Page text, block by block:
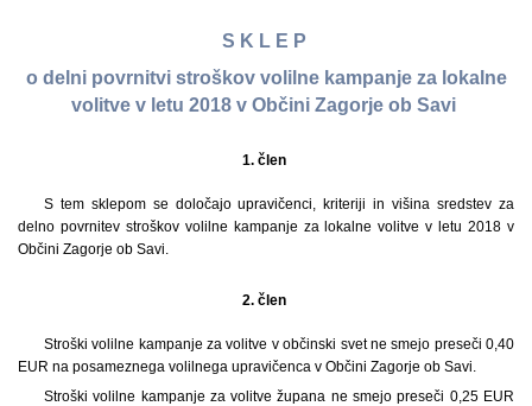
S K L E P
o delni povrnitvi stroškov volilne kampanje za lokalne
volitve v letu 2018 v Občini Zagorje ob Savi
1. člen
S tem sklepom se določajo upravičenci, kriteriji in višina sredstev za
delno povrnitev stroškov volilne kampanje za lokalne volitve v letu 2018 v
Občini Zagorje ob Savi.
2. člen
Stroški volilne kampanje za volitve v občinski svet ne smejo preseči 0,40
EUR na posameznega volilnega upravičenca v Občini Zagorje ob Savi.
Stroški volilne kampanje za volitve župana ne smejo preseči 0,25 EUR